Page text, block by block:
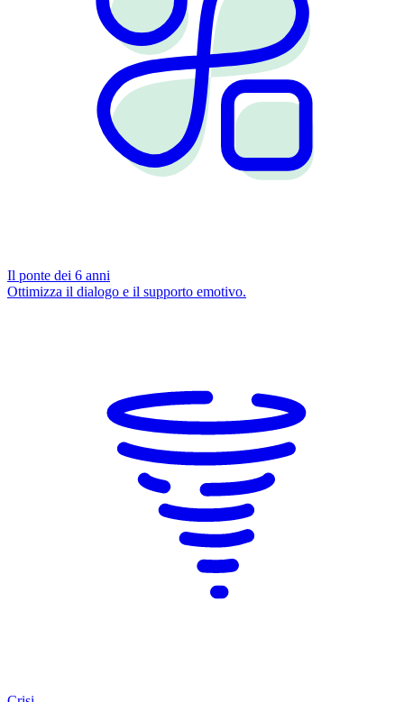
Il ponte dei 6 anni
Ottimizza il dialogo e il supporto emotivo.